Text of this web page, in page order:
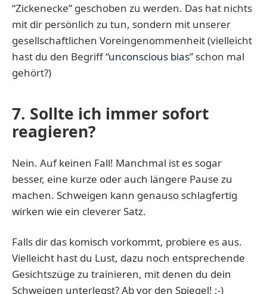
“Zickenecke” geschoben zu werden. Das hat nichts
mit dir persönlich zu tun, sondern mit unserer
gesellschaftlichen Voreingenommenheit (vielleicht
hast du den Begriff “unconscious bias” schon mal
gehört?)
7. Sollte ich immer sofort
reagieren?
Nein. Auf keinen Fall! Manchmal ist es sogar
besser, eine kurze oder auch längere Pause zu
machen. Schweigen kann genauso schlagfertig
wirken wie ein cleverer Satz.
Falls dir das komisch vorkommt, probiere es aus.
Vielleicht hast du Lust, dazu noch entsprechende
Gesichtszüge zu trainieren, mit denen du dein
Schweigen unterlegst? Ab vor den Spiegel! ;-)